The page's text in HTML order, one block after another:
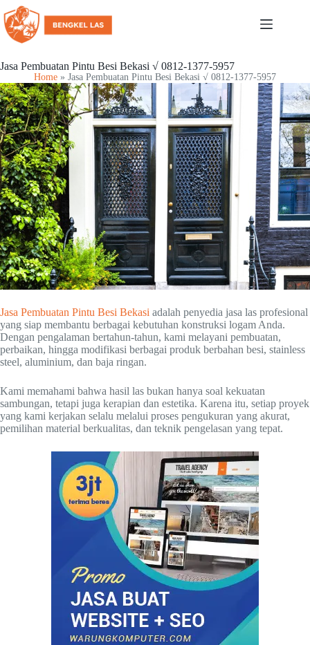
Jasa Pembuatan Pintu Besi Bekasi √ 0812-1377-5957
Home » Jasa Pembuatan Pintu Besi Bekasi √ 0812-1377-5957
Jasa Pembuatan Pintu Besi Bekasi adalah penyedia jasa las profesional
yang siap membantu berbagai kebutuhan konstruksi logam Anda.
Dengan pengalaman bertahun-tahun, kami melayani pembuatan,
perbaikan, hingga modifikasi berbagai produk berbahan besi, stainless
steel, aluminium, dan baja ringan.
Kami memahami bahwa hasil las bukan hanya soal kekuatan
sambungan, tetapi juga kerapian dan estetika. Karena itu, setiap proyek
yang kami kerjakan selalu melalui proses pengukuran yang akurat,
pemilihan material berkualitas, dan teknik pengelasan yang tepat.